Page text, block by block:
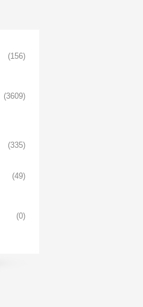
(156)
(3609)
(335)
(49)
(0)